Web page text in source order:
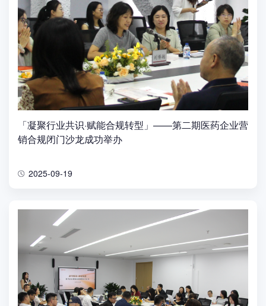
「凝聚行业共识·赋能合规转型」——第二期医药企业营
销合规闭门沙龙成功举办
2025-09-19